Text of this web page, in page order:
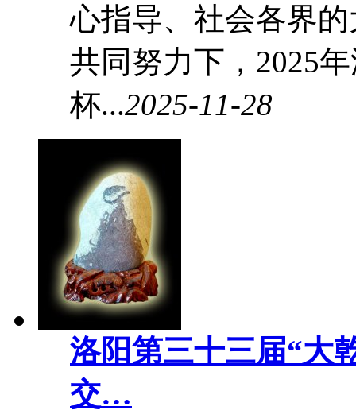
心指导、社会各界
共同努力下，2025
杯...2025-11-28
洛阳第三十三届“大
交…